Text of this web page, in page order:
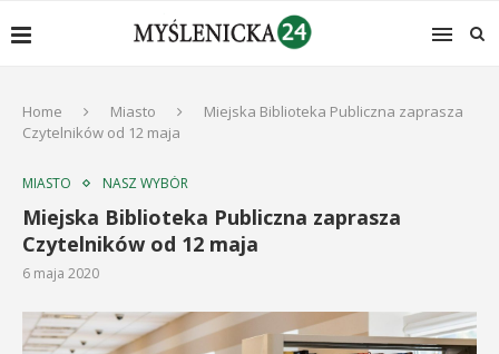
Home Miasto
Miejska Biblioteka Publiczna zaprasza
Czytelników od 12 maja
MIASTO NASZ WYBÓR
Miejska Biblioteka Publiczna zaprasza
Czytelników od 12 maja
6 maja 2020